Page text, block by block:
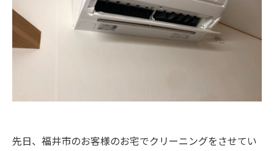
先日、福井市のお客様のお宅でクリーニングをさせてい